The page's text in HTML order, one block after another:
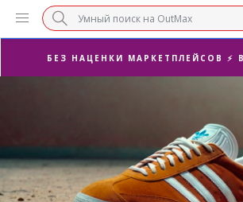
БЕЗ НАЦЕНКИ МАРКЕТПЛЕЙСОВ ⚡
СУПЕРАКЦИЯ 🔥 2-Я ПАРА -